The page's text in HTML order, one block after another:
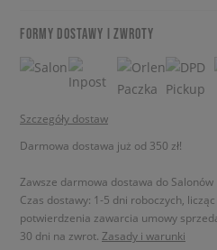
FORMY DOSTAWY I ZWROTY
Szczegóły dostaw
Darmowa dostawa już od 350 zł!
Zawsze darmowa dostawa do Salonów
Czas dostawy: 1-5 dni roboczych,
potwierdzenia zawarcia umowy
30 dni na zwrot. Zasady i warunki